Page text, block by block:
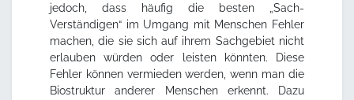
jedoch, dass häufig die besten „Sach-
Verständigen“ im Umgang mit Menschen Fehler
machen, die sie sich auf ihrem Sachgebiet nicht
erlauben würden oder leisten könnten. Diese
Fehler können vermieden werden, wenn man die
Biostruktur anderer Menschen erkennt. Dazu